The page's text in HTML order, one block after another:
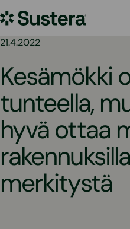
sisältöön
Sustera
21.4.2022
Kesämökki
tunteella,
hyvä ottaa
merkitystä